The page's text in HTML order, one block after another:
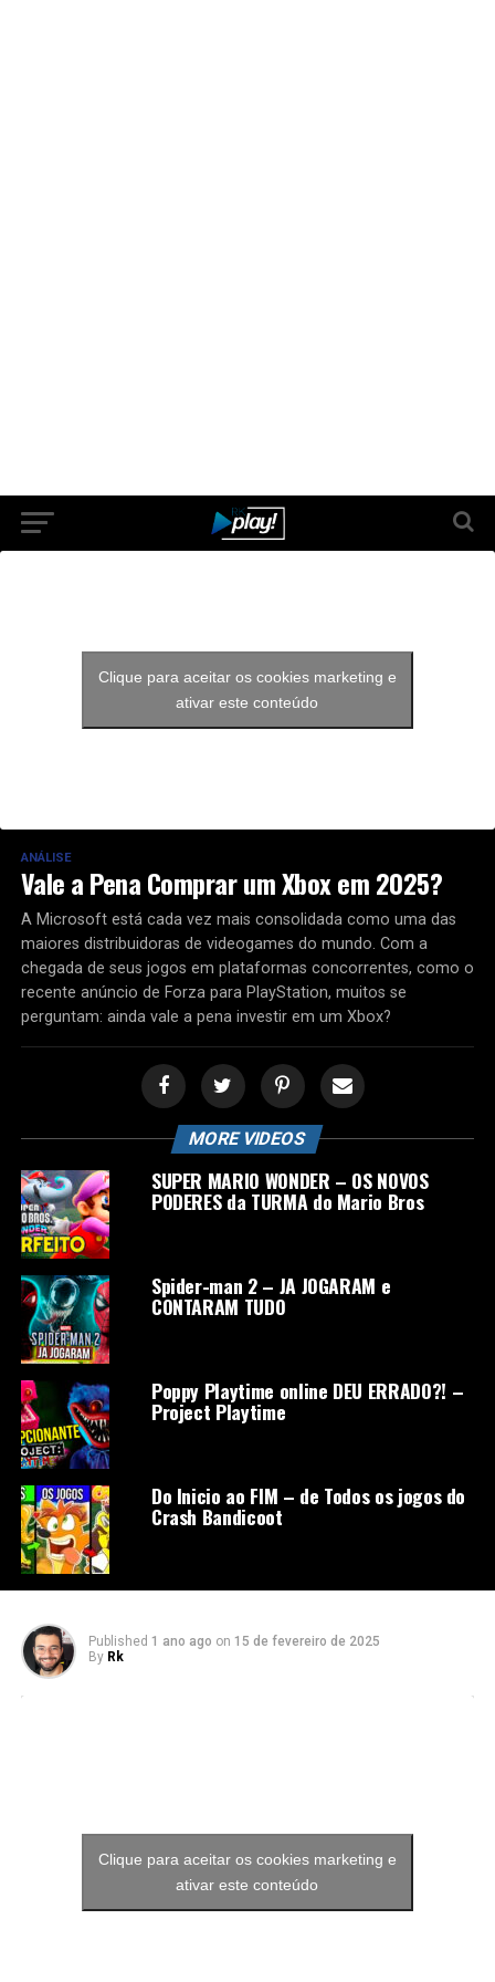
Clique para aceitar os cookies marketing e
ativar este conteúdo
ANÁLISE
Vale a Pena Comprar um Xbox em 2025?
A Microsoft está cada vez mais consolidada como uma das
maiores distribuidoras de videogames do mundo. Com a
chegada de seus jogos em plataformas concorrentes, como o
recente anúncio de Forza para PlayStation, muitos se
perguntam: ainda vale a pena investir em um Xbox?
MORE VIDEOS
SUPER MARIO WONDER – OS NOVOS
PODERES da TURMA do Mario Bros
Spider-man 2 – JA JOGARAM e
CONTARAM TUDO
Poppy Playtime online DEU ERRADO?! –
Project Playtime
Do Inicio ao FIM – de Todos os jogos do
Crash Bandicoot
Published 1 ano ago on 15 de fevereiro de 2025
By Rk
Clique para aceitar os cookies marketing e
ativar este conteúdo